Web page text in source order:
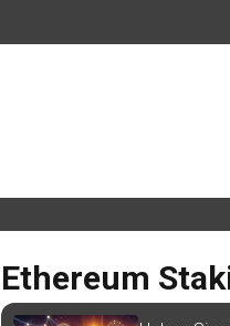
Ethereum